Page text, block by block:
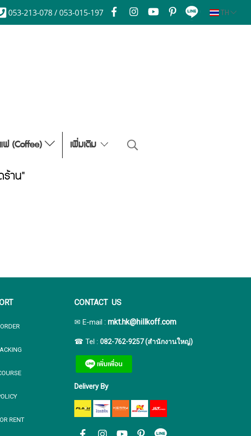
053-213-078 / 053-015-197 TH
ฟ (Coffee) เพิ่มเติม
ร้าน"
RENT
CONTACT US
✉ E-mail : mkt.hk@hillkoff.com
☎ Tel : 082-762-9257 (สำนักงานใหญ่)
Delivery By